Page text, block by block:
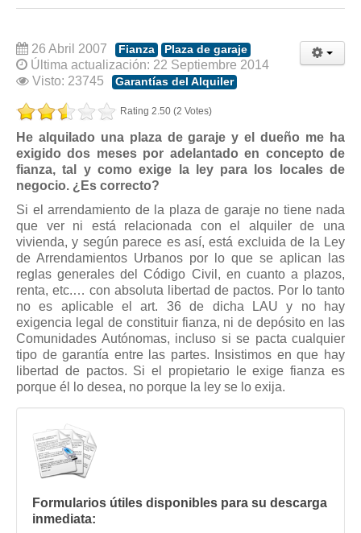
Formularios sobre Propiedad Horizontal
Modelos de Convocatoria de Junta de Propietarios
Modelos de Acta de Junta de Propietarios
Requerimientos y comunicaciones
Legislación
Legislación sobre Arrendamientos Urbanos
Legislación sobre la Comunidad de Propietarios
Legislación sobre Adquisición de Vivienda en Propiedad
Legislación de interés práctico
Diccionario
Usuario
Entrar / Salir
Mis boletines
26 Abril 2007
Última actualización: 22 Septiembre 2014
Visto: 23745
Fianza Plaza de garaje
Garantías del Alquiler
Rating 2.50 (2 Votes)
He alquilado una plaza de garaje y el dueño me ha
exigido dos meses por adelantado en concepto de
fianza, tal y como exige la ley para los locales de
negocio. ¿Es correcto?
Si el arrendamiento de la plaza de garaje no tiene nada
que ver ni está relacionada con el alquiler de una
vivienda, y según parece es así, está excluida de la Ley
de Arrendamientos Urbanos por lo que se aplican las
reglas generales del Código Civil, en cuanto a plazos,
renta, etc.… con absoluta libertad de pactos. Por lo tanto
no es aplicable el art. 36 de dicha LAU y no hay
exigencia legal de constituir fianza, ni de depósito en las
Comunidades Autónomas, incluso si se pacta cualquier
tipo de garantía entre las partes. Insistimos en que hay
libertad de pactos. Si el propietario le exige fianza es
porque él lo desea, no porque la ley se lo exija.
Formularios útiles disponibles para su descarga
inmediata: